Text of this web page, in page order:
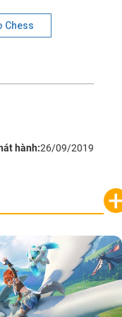
Chess
hành:26/09/2019